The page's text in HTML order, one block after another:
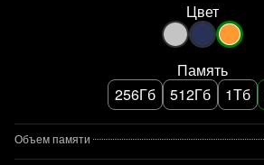
Цвет
Память
256Гб
512Гб 1Тб
Объем памяти